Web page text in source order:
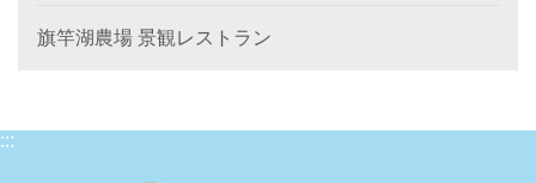
旗竿湖農場 景観レストラン
:::